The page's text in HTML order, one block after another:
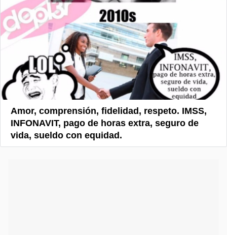
Amor, comprensión, fidelidad, respeto. IMSS,
INFONAVIT, pago de horas extra, seguro de
vida, sueldo con equidad.